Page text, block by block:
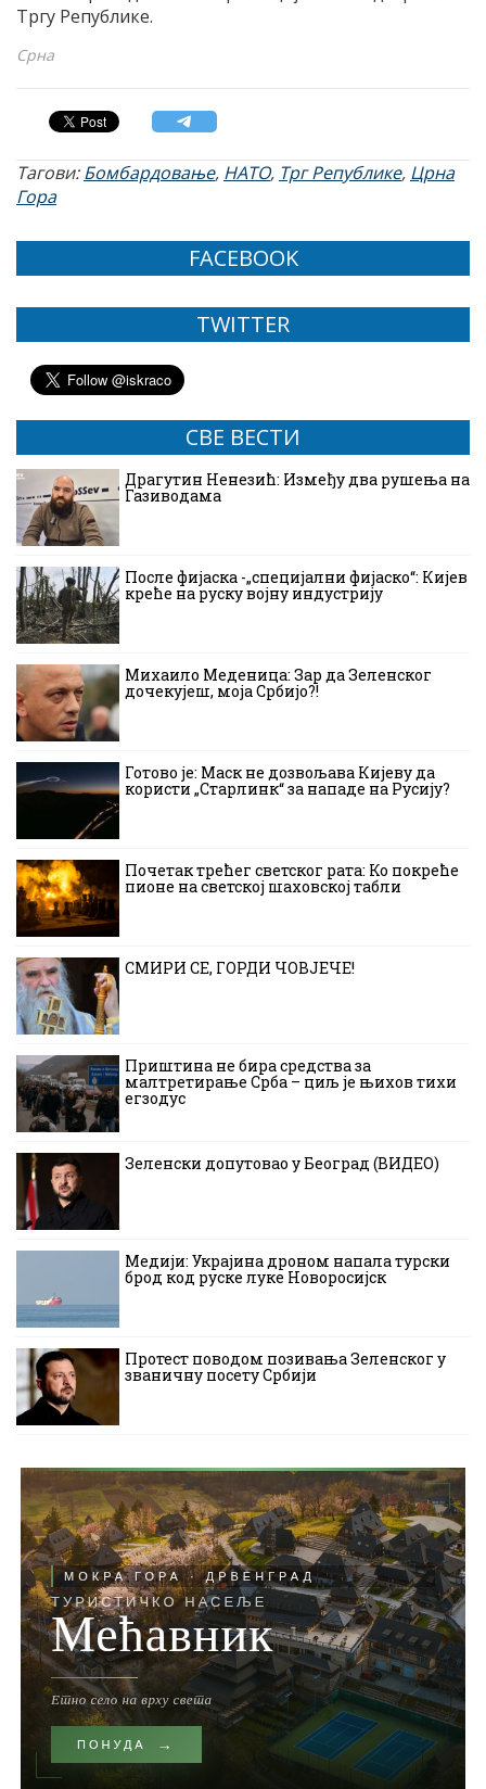
Тргу Републике.
Срна
Тагови:Бомбардовање, НАТО, Трг Републике, Црна
Гора
FACEBOOK
TWITTER
СВЕ ВЕСТИ
Драгутин Ненезић: Између два рушења на
Газиводама
После фијаска -„специјални фијаско“: Кијев
креће на руску војну индустрију
Михаило Меденица: Зар да Зеленског
дочекујеш, моја Србијо?!
Готово је: Маск не дозвољава Кијеву да
користи „Старлинк“ за нападе на Русију?
Почетак трећег светског рата: Ко покреће
пионе на светској шаховској табли
СМИРИ СЕ, ГОРДИ ЧОВЈЕЧЕ!
Приштина не бира средства за
малтретирање Срба – циљ је њихов тихи
егзодус
Зеленски допутовао у Београд (ВИДЕО)
Медији: Украјина дроном напала турски
брод код руске луке Новоросијск
Протест поводом позивања Зеленског у
званичну посету Србији